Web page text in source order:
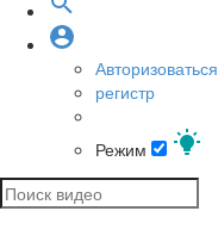
Авторизоваться
регистр
Режим